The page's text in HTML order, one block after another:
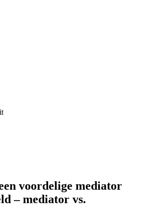
voordelige mediator
– mediator vs.